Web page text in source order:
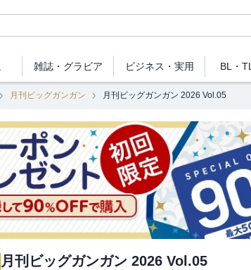
雑誌・ グラビア ビジネス ・実用 BL・TL
月刊ビッグガンガン 月刊ビッグガンガン 2026 Vol.05
月刊ビッグガンガン 2026 Vol.05